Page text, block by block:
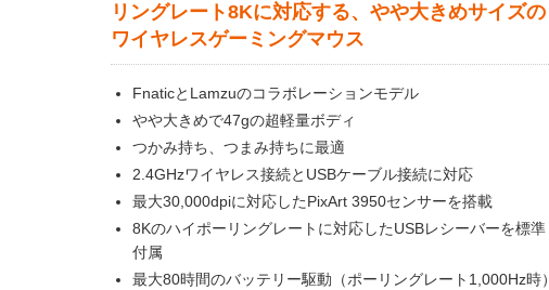
リングレート8Kに対応する、やや大きめサイズの
ワイヤレスゲーミングマウス
FnaticとLamzuのコラボレーションモデル
やや大きめで47gの超軽量ボディ
つかみ持ち、つまみ持ちに最適
2.4GHzワイヤレス接続とUSBケーブル接続に対応
最大30,000dpiに対応したPixArt 3950センサーを搭載
8Kのハイポーリングレートに対応したUSBレシーバーを標準
付属
最大80時間のバッテリー駆動（ポーリングレート1,000Hz時）